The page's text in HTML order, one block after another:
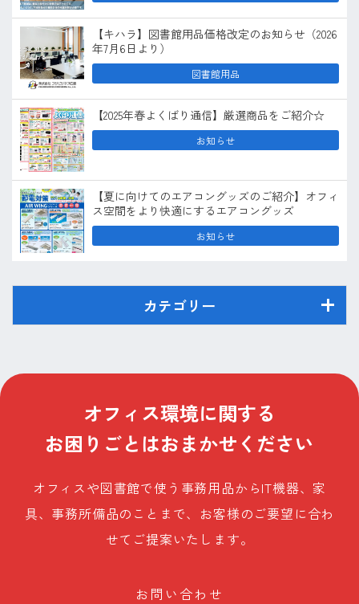
【キハラ】図書館用品価格改定のお知らせ（2026
年7月6日より）
図書館用品
【2025年春よくばり通信】厳選商品をご紹介☆
お知らせ
【夏に向けてのエアコングッズのご紹介】オフィ
ス空間をより快適にするエアコングッズ
お知らせ
カテゴリー
オフィス環境に関する
お困りごとはおまかせください
オフィスや図書館で使う事務用品からIT機器、家
具、事務所備品のことまで、お客様のご要望に合わ
せてご提案いたします。
お問い合わせ